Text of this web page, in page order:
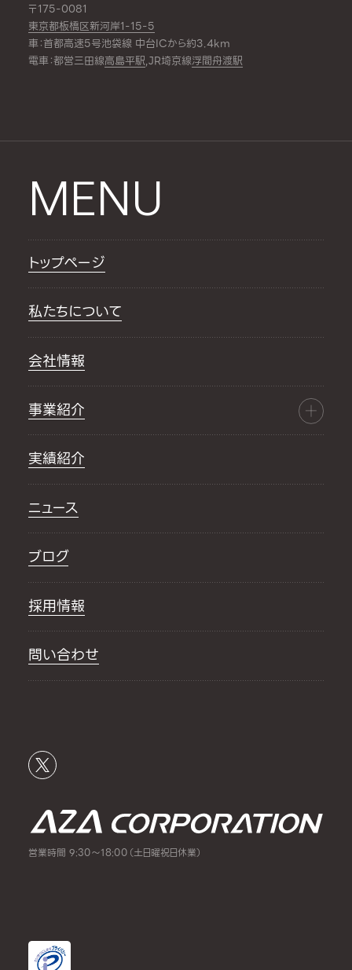
〒175-0081
東京都板橋区新河岸1-15-5
車：首都高速5号池袋線 中台ICから約3.4km
電車：都営三田線高島平駅,JR埼京線浮間舟渡駅
MENU
トップページ
私たちについて
会社情報
事業紹介
実績紹介
ニュース
ブログ
採用情報
問い合わせ
営業時間 9:30～18:00（土日曜祝日休業）